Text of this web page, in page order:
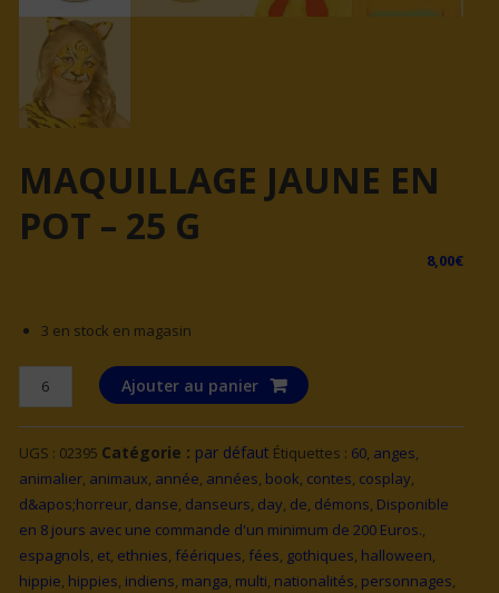
MAQUILLAGE JAUNE EN
POT – 25 G
8,00€
3 en stock en magasin
quantité
de
MAQUILLAGE
JAUNE
EN
POT
-
25
g
Ajouter au panier
UGS : 02395 Catégorie : par défaut Étiquettes : 60, anges,
animalier, animaux, année, années, book, contes, cosplay,
d&apos;horreur, danse, danseurs, day, de, démons, Disponible
en 8 jours avec une commande d'un minimum de 200 Euros.,
espagnols, et, ethnies, féériques, fées, gothiques, halloween,
hippie, hippies, indiens, manga, multi, nationalités, personnages,